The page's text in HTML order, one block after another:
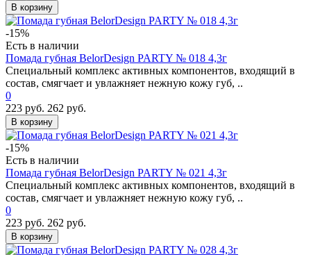
В корзину
-15%
Есть в наличии
Помада губная BelorDesign PARTY № 018 4,3г
Специальный комплекс активных компонентов, входящий в
состав, смягчает и увлажняет нежную кожу губ, ..
0
223 руб. 262 руб.
В корзину
-15%
Есть в наличии
Помада губная BelorDesign PARTY № 021 4,3г
Специальный комплекс активных компонентов, входящий в
состав, смягчает и увлажняет нежную кожу губ, ..
0
223 руб. 262 руб.
В корзину